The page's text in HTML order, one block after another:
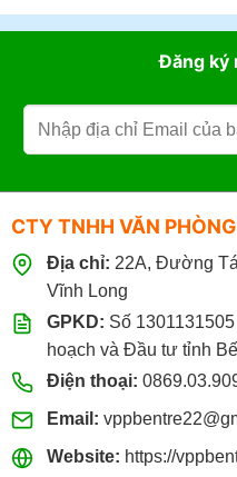
Đăng ký
CTY TNHH VĂN
Địa chỉ: 22A, Đường
Vĩnh Long
GPKD: Số
hoạch và Đầu tư tỉnh
Điện thoại:
Email:
Website: https://